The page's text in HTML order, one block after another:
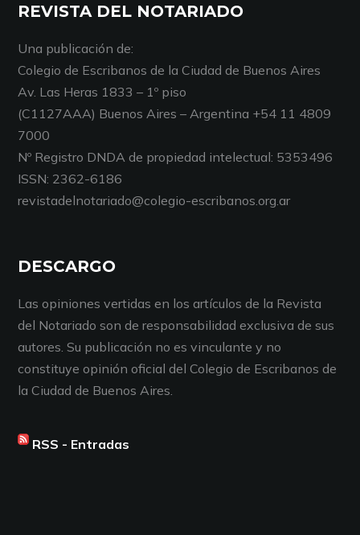
REVISTA DEL NOTARIADO
Una publicación de:
Colegio de Escribanos de la Ciudad de Buenos Aires
Av. Las Heras 1833 – 1º piso
(C1127AAA) Buenos Aires – Argentina +54 11 4809
7000
Nº Registro DNDA de propiedad intelectual: 5353496
ISSN: 2362-6186
revistadelnotariado@colegio-escribanos.org.ar
DESCARGO
Las opiniones vertidas en los artículos de la Revista
del Notariado son de responsabilidad exclusiva de sus
autores. Su publicación no es vinculante y no
constituye opinión oficial del Colegio de Escribanos de
la Ciudad de Buenos Aires.
RSS - Entradas